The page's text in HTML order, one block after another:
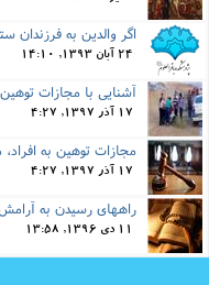
24 آبان 1393, 14:10
آشنایی با مجازات
17 آذر 1397, 4:27
17 آذر 1397, 4:27
راههای رسیدن به آرامش
11 دی 1396, 13:58